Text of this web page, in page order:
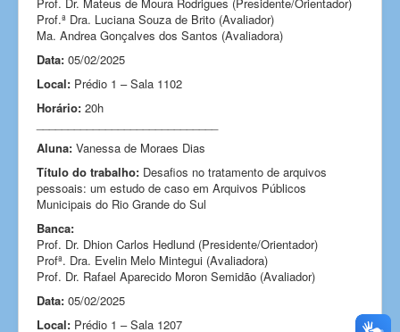
Prof.ª Dra. Luciana Souza de Brito (Avaliador)
Ma. Andrea Gonçalves dos Santos (Avaliadora)
Data: 05/02/2025
Local: Prédio 1 – Sala 1102
Horário: 20h
Aluna: Vanessa de Moraes Dias
Título do trabalho: Desafios no tratamento de arquivos
pessoais: um estudo de caso em Arquivos Públicos
Municipais do Rio Grande do Sul
Banca:
Prof. Dr. Dhion Carlos Hedlund (Presidente/Orientador)
Profª. Dra. Evelin Melo Mintegui (Avaliadora)
Prof. Dr. Rafael Aparecido Moron Semidão (Avaliador)
Data: 05/02/2025
Local: Prédio 1 – Sala 1207